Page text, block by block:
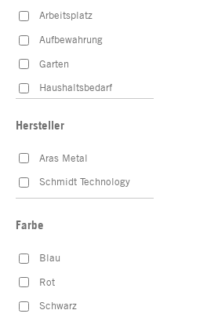
Arbeitsplatz
Aufbewahrung
Garten
Haushaltsbedarf
Hersteller
Aras Metal
Schmidt Technology
Farbe
Blau
Rot
Schwarz